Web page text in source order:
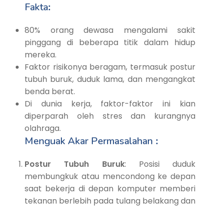
Fakta:
80% orang dewasa mengalami sakit
pinggang di beberapa titik dalam hidup
mereka.
Faktor risikonya beragam, termasuk postur
tubuh buruk, duduk lama, dan mengangkat
benda berat.
Di dunia kerja, faktor-faktor ini kian
diperparah oleh stres dan kurangnya
olahraga.
Menguak Akar Permasalahan :
Postur Tubuh Buruk: Posisi duduk
membungkuk atau mencondong ke depan
saat bekerja di depan komputer memberi
tekanan berlebih pada tulang belakang dan